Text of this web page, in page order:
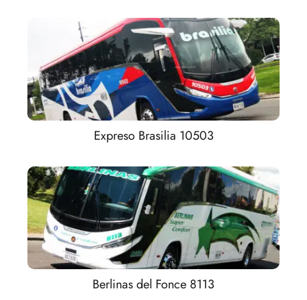
Expreso Brasilia 10503
Berlinas del Fonce 8113